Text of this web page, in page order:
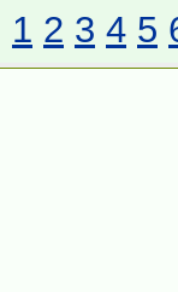
1 2 3 4 5